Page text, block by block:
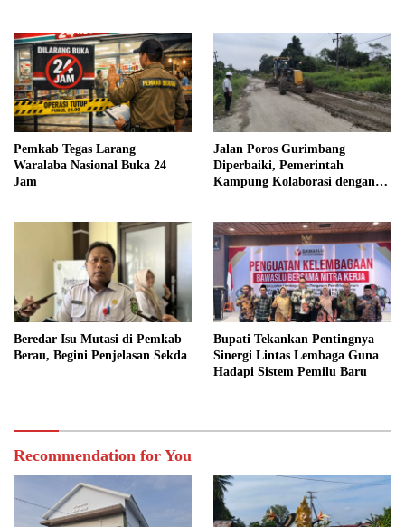
Pemkab Tegas Larang
Waralaba Nasional Buka 24
Jam
Jalan Poros Gurimbang
Diperbaiki, Pemerintah
Kampung Kolaborasi dengan
Beredar Isu Mutasi di Pemkab
Berau, Begini Penjelasan Sekda
Bupati Tekankan Pentingnya
Sinergi Lintas Lembaga Guna
Hadapi Sistem Pemilu Baru
Recommendation for You